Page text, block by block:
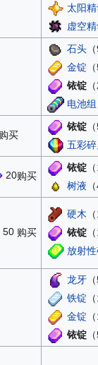
太阳
虚空
石头
金锭
铱锭
电池组
买
铱锭
五彩
20购买
铱锭
树液
50购买
硬木
铱锭
放射
龙牙
铁锭
金锭
铱锭